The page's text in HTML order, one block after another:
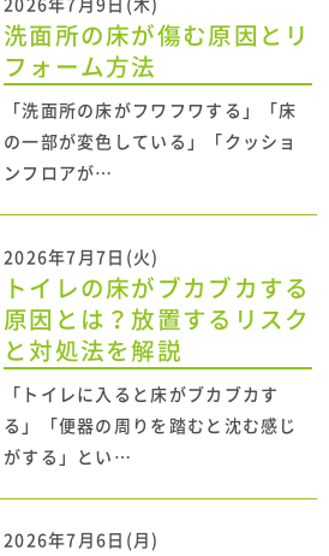
2026年7月9日(木)
洗面所の床が傷む原因とリ
フォーム方法
「洗面所の床がフワフワする」「床
の一部が変色している」「クッショ
ンフロアが…
2026年7月7日(火)
トイレの床がブカブカする
原因とは？放置するリスク
と対処法を解説
「トイレに入ると床がブカブカす
る」「便器の周りを踏むと沈む感じ
がする」とい…
2026年7月6日(月)